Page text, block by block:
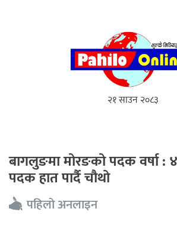
२१ साउन २०८३
बागलुङमा मोरङको पदक वर्षा :
पदक हात पार्दै चौथो
पहिलो अनलाइन